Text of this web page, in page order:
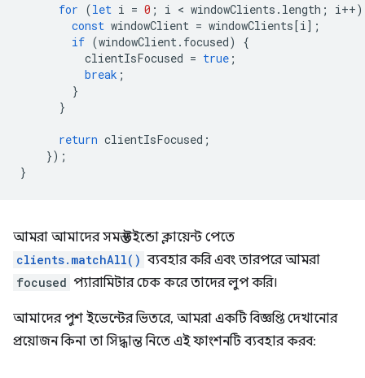
for (let i = 0 ; i < windowClients . length ; i++)
const windowClient = windowClients[i];
if (windowClient. focused)
{
clientIsFocused = true ;
break ;
}
}
return clientIsFocused ;
});
}
আমরা আমাদের সমস্ত উইন্ডো ক্লায়েন্ট পেতে
clients.matchAll() ব্যবহার করি এবং তারপরে আমরা
focused প্যারামিটার চেক করে তাদের লুপ করি।
আমাদের পুশ ইভেন্টের ভিতরে, আমরা একটি বিজ্ঞপ্তি দেখানোর
প্রয়োজন কিনা তা সিদ্ধান্ত নিতে এই ফাংশনটি ব্যবহার করব: